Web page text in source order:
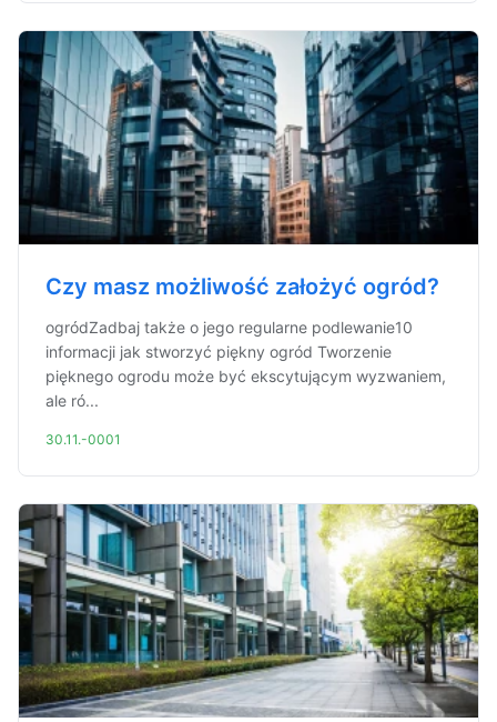
Czy masz możliwość założyć ogród?
ogródZadbaj także o jego regularne podlewanie10
informacji jak stworzyć piękny ogród Tworzenie
pięknego ogrodu może być ekscytującym wyzwaniem,
ale ró...
30.11.-0001